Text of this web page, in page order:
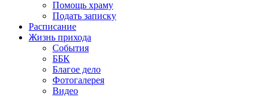
Помощь храму
Подать записку
Расписание
Жизнь прихода
События
ББК
Благое дело
Фотогалерея
Видео